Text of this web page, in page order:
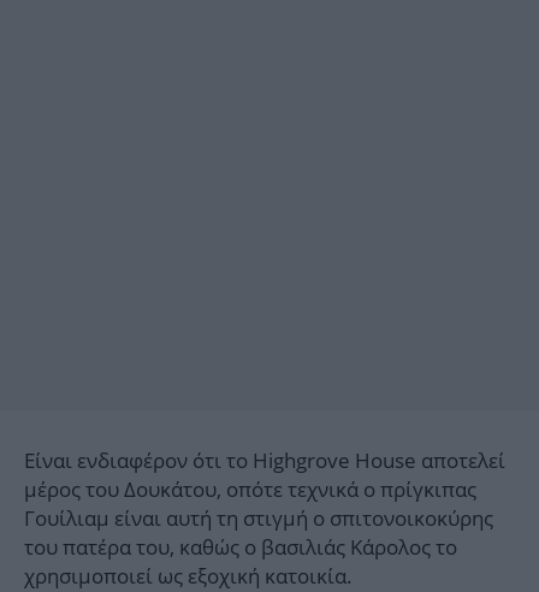
Είναι ενδιαφέρον ότι το Highgrove House αποτελεί
μέρος του Δουκάτου, οπότε τεχνικά ο πρίγκιπας
Γουίλιαμ είναι αυτή τη στιγμή ο σπιτονοικοκύρης
του πατέρα του, καθώς ο βασιλιάς Κάρολος το
χρησιμοποιεί ως εξοχική κατοικία.